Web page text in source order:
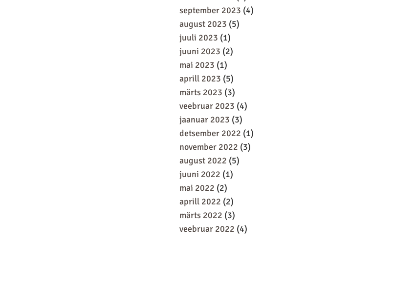
september 2023 (4)
august 2023 (5)
juuli 2023 (1)
juuni 2023 (2)
mai 2023 (1)
aprill 2023 (5)
märts 2023 (3)
veebruar 2023 (4)
jaanuar 2023 (3)
detsember 2022 (1)
november 2022 (3)
august 2022 (5)
juuni 2022 (1)
mai 2022 (2)
aprill 2022 (2)
märts 2022 (3)
veebruar 2022 (4)